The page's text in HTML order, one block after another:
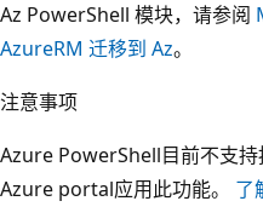
Az PowerShell 模块，请参阅
AzureRM 迁移到 Az。
注意事项
Azure PowerShell目前不支
Azure portal应用此功能。 了